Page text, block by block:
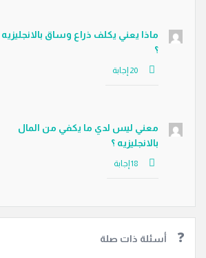
ماذا يعني يكلف ذراع وساق بالانجليزيه
؟
معني ليس لدي ما يكفي من المال
بالانجليزيه ؟
أسئلة ذات صلة